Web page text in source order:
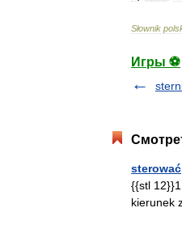
Słownik
Игры ⚽
sterować
{{stl
kierunek